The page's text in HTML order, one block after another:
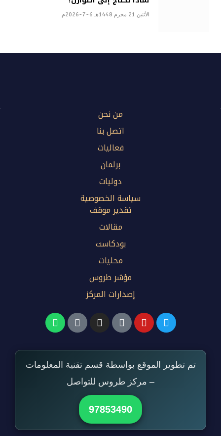
الأثنين 21 محرم 1448هـ 6-7-2026م
من نحن
اتصل بنا
فعاليات
برلمان
دوليات
سياسة الخصوصية
تقدير موقف
مقالات
بودكاست
محليات
مؤشر طروس
إصدارات المركز
تم تطوير الموقع بواسطة قسم تقنية المعلومات
– مركز طروس للتواصل
97853490